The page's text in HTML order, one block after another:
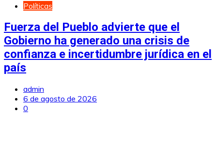
Políticas
Fuerza del Pueblo advierte que el
Gobierno ha generado una crisis de
confianza e incertidumbre jurídica en el
país
admin
6 de agosto de 2026
0